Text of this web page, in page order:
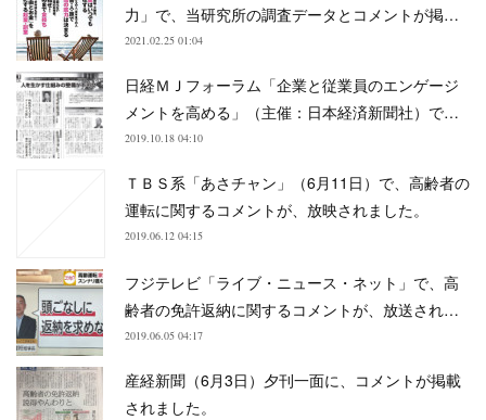
力」で、当研究所の調査データとコメントが掲…
2021.02.25 01:04
日経ＭＪフォーラム「企業と従業員のエンゲージ
メントを高める」（主催：日本経済新聞社）で…
2019.10.18 04:10
ＴＢＳ系「あさチャン」（6月11日）で、高齢者の
運転に関するコメントが、放映されました。
2019.06.12 04:15
フジテレビ「ライブ・ニュース・ネット」で、高
齢者の免許返納に関するコメントが、放送され…
2019.06.05 04:17
産経新聞（6月3日）夕刊一面に、コメントが掲載
されました。